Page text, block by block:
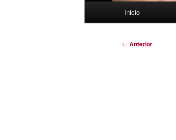
Inicio
Navegación
← Anterior